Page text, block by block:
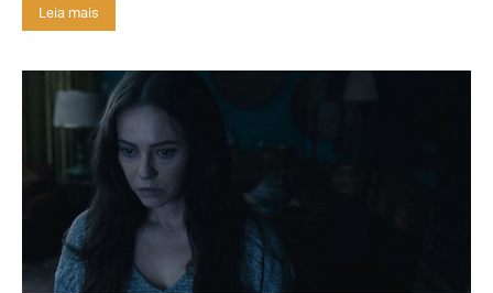
Leia mais